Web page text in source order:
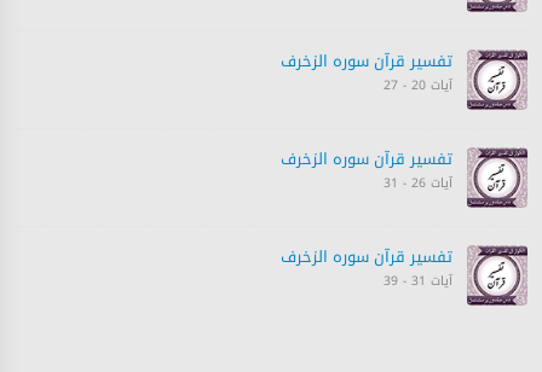
تفسیر قرآن سورہ ‎الزخرف
آیات 20 - 27
تفسیر قرآن سورہ ‎الزخرف
آیات 26 - 31
تفسیر قرآن سورہ ‎الزخرف
آیات 31 - 39